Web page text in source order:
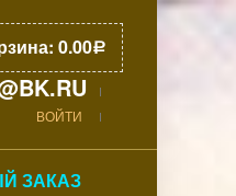
0.00Р
ВОЙТИ
ЗАКАЗ